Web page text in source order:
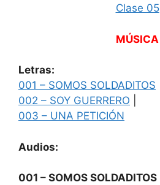
Clase 05
MÚSICA
Letras:
001 – SOMOS SOLDADITOS
002 – SOY GUERRERO
003 – UNA PETICIÓN
Audios:
001 – SOMOS SOLDADITOS